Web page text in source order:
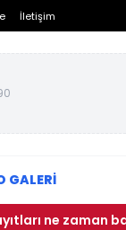
İletişim
GALERİ
zaman